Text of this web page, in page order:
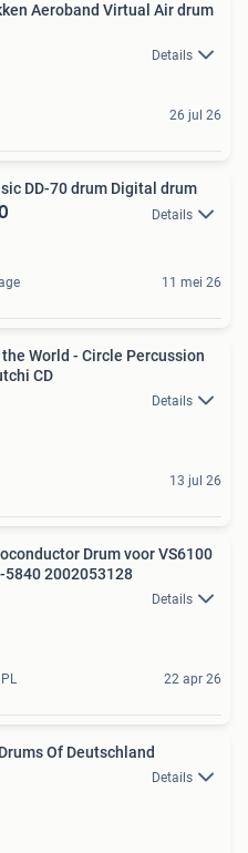
Aeroband Virtual Air drum
Details
26 jul 26
DD-70 drum Digital drum
Details
11 mei 26
World - Circle Percussion
CD
Details
13 jul 26
Drum voor VS6100
5840 2002053128
Details
22 apr 26
Of Deutschland
Details